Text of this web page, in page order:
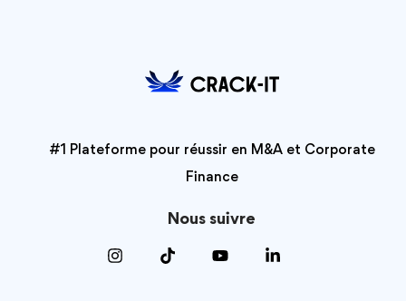
#1 Plateforme pour réussir en M&A et Corporate
Finance
Nous suivre